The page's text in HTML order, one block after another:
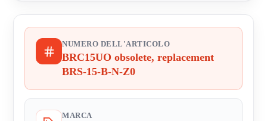
NUMERO DELL'ARTICOLO
BRC15UO obsolete, replacement
BRS-15-B-N-Z0
MARCA